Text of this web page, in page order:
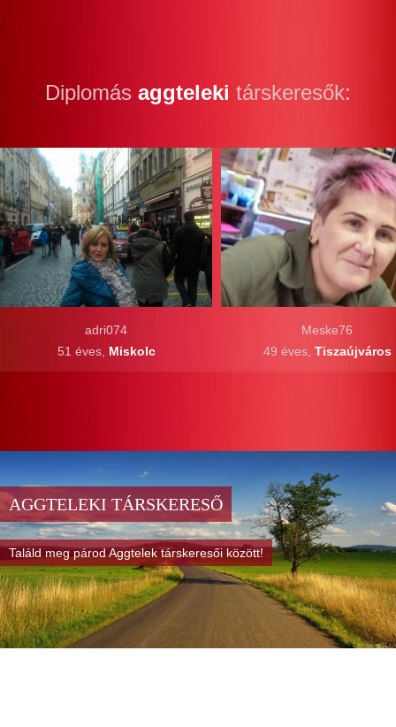
Diplomás aggteleki társkeresők:
adri074
51 éves, Miskolc
Meske76
49 éves, Tiszaújváros
AGGTELEKI TÁRSKERESŐ
Találd meg párod Aggtelek társkeresői között!